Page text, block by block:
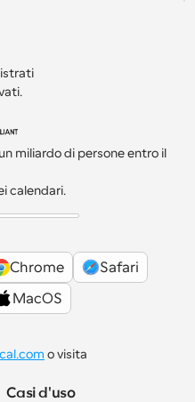
miliardo di persone entro il
calendari.
Chrome
Safari
MacOS
Casi d'uso